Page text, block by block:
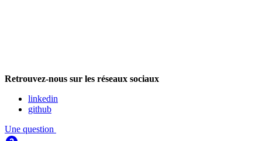
Retrouvez-nous sur les réseaux sociaux
linkedin
github
Une question